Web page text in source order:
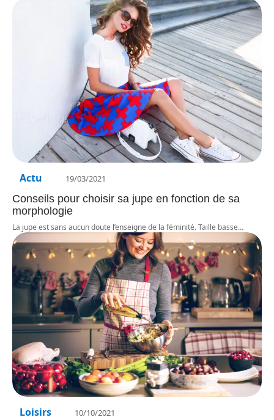
Actu 19/03/2021
Conseils pour choisir sa jupe en fonction de sa
morphologie
La jupe est sans aucun doute l’enseigne de la féminité. Taille basse…
Loisirs 10/10/2021